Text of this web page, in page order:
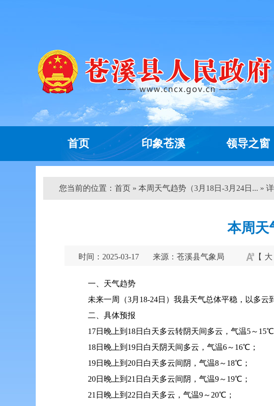
首页 印象苍溪 领导之窗
您当前的位置： 首页 » 本周天气趋势（3月18日-3月24日... »
本周天
时间：2025-03-17 来源：苍溪县气象局 【 大
一、天气趋势
未来一周（3月18-24日）我县天气总体平稳，以多云
二、具体预报
17日晚上到18日白天多云转阴天间多云，气温5～15℃
18日晚上到19日白天阴天间多云，气温6～16℃；
19日晚上到20日白天多云间阴，气温8～18℃；
20日晚上到21日白天多云间阴，气温9～19℃；
21日晚上到22日白天多云，气温9～20℃；